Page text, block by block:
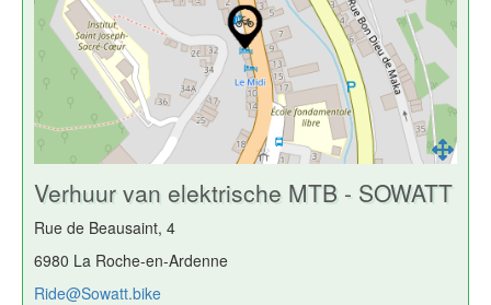
Verhuur van elektrische MTB - SOWATT
Rue de Beausaint, 4
6980 La Roche-en-Ardenne
Ride@Sowatt.bike